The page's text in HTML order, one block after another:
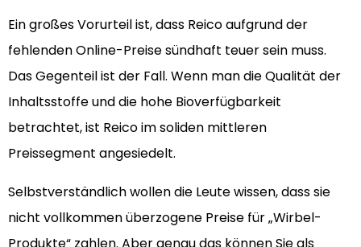
Ein großes Vorurteil ist, dass Reico aufgrund der
fehlenden Online-Preise sündhaft teuer sein muss.
Das Gegenteil ist der Fall. Wenn man die Qualität der
Inhaltsstoffe und die hohe Bioverfügbarkeit
betrachtet, ist Reico im soliden mittleren
Preissegment angesiedelt.
Selbstverständlich wollen die Leute wissen, dass sie
nicht vollkommen überzogene Preise für „Wirbel-